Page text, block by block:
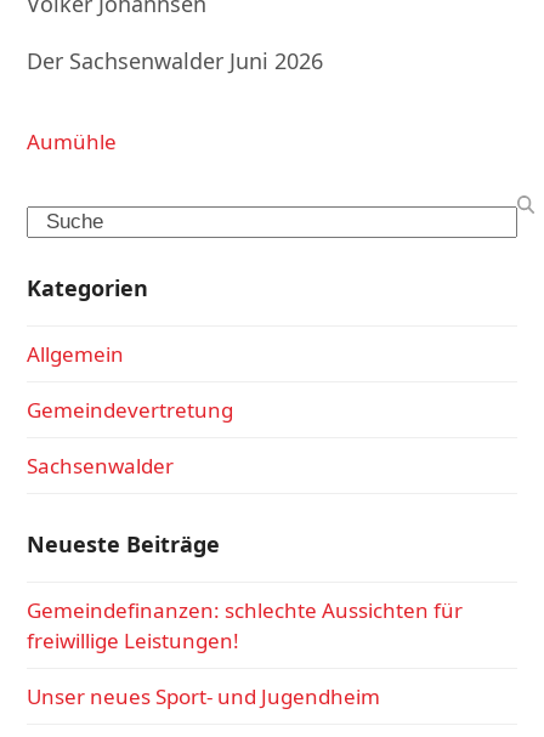
Der Sachsenwalder Juni 2026
Aumühle
Search
Kategorien
Allgemein
Gemeindevertretung
Sachsenwalder
Neueste Beiträge
Gemeindefinanzen: schlechte Aussichten für
freiwillige Leistungen!
Unser neues Sport- und Jugendheim